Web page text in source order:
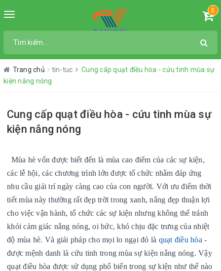
Toggle
0
Trang chủ tin-tuc
Cung cấp quạt điều hòa - cứu tinh mùa sự
kiện nắng nóng
Cung cấp quạt điều hòa - cứu tinh mùa sự
kiện nắng nóng
Mùa hè vốn được biết đến là mùa cao điểm của các sự kiện,
các lễ hội, các chương trình lớn được tổ chức nhằm đáp ứng
nhu cầu giải trí ngày càng cao của con người. Với ưu điểm thời
tiết mùa này thường rất đẹp trời trong xanh, nắng đẹp thuận lợi
cho việc vận hành, tổ chức các sự kiện nhưng không thể tránh
khỏi cảm giác nắng nóng, oi bức, khó chịu đặc trưng của nhiệt
độ mùa hè. Và giải pháp cho mọi lo ngại đó là quạt điều hòa -
được mệnh danh là cứu tinh trong mùa sự kiện nắng nóng. Vậy
quạt điều hòa được sử dụng phổ biến trong sự kiện như thế nào